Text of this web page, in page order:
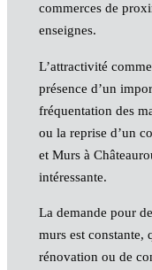
commerces de
enseignes.
L’attractivité
présence d’un
fréquentation des
ou la reprise d’un
et Murs à
intéressante.
La demande pour
murs est constante,
rénovation ou de